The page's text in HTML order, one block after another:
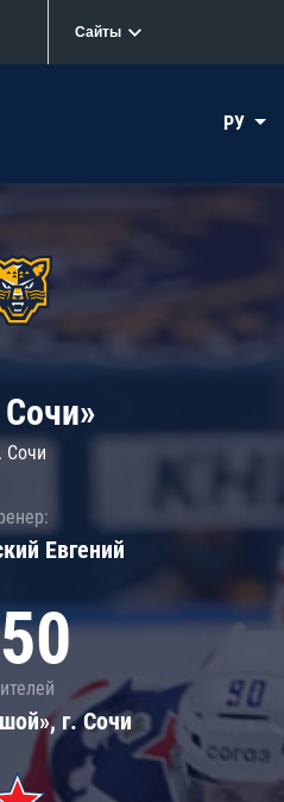
Сайты
РУ
Сочи
Евгений
г. Сочи